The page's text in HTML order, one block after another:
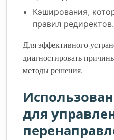
Кэширования,
правил редиректов.
Для эффективного
диагностировать
методы решения.
для